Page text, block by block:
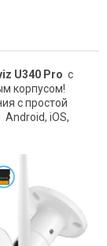
U340 Pro с
корпусом!
с простой
Android, iOS,